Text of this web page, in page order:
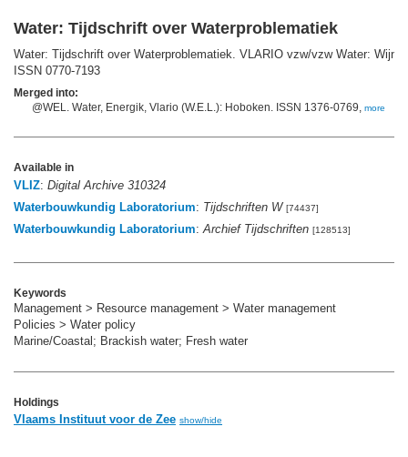
Water: Tijdschrift over Waterproblematiek
Water: Tijdschrift over Waterproblematiek. VLARIO vzw/vzw Water:
ISSN 0770-7193
Merged into:
@WEL. Water, Energik, Vlario (W.E.L.): Hoboken. ISSN 1376-0769, more
Available in
VLIZ: Digital Archive 310324
Waterbouwkundig Laboratorium: Tijdschriften W [74437]
Waterbouwkundig Laboratorium:Archief Tijdschriften [128513]
Keywords
Management > Resource management > Water management
Policies > Water policy
Marine/Coastal; Brackish water; Fresh water
Holdings
Vlaams Instituut voor de Zee show/hide